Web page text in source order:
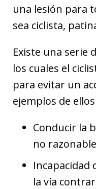
una lesión para
sea ciclista,
Existe una serie
los cuales el
para evitar un
ejemplos de
Conducir la
no
Incapacidad
la vía